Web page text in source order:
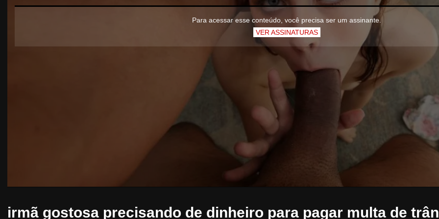
Para acessar esse conteúdo, você precisa ser um assinante.
VER ASSINATURAS
irmã gostosa precisando de dinheiro para pagar multa de